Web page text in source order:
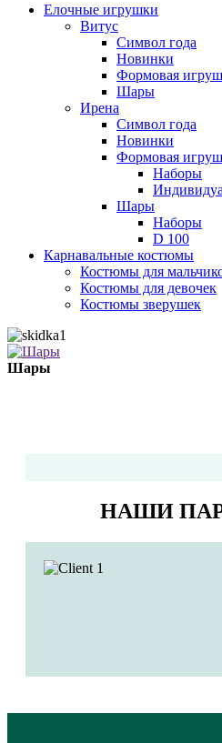
Елочные игрушки
Витус
Символ года
Новинки
Формовая
Шары
Ирена
Символ года
Новинки
Формовая
Наборы
Шары
Наборы
D 100
Карнавальные костюмы
Костюмы для
Костюмы для девочек
Костюмы зверушек
Шары
НАШИ